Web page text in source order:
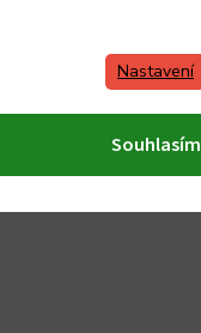
Nastavení
Souhlasím